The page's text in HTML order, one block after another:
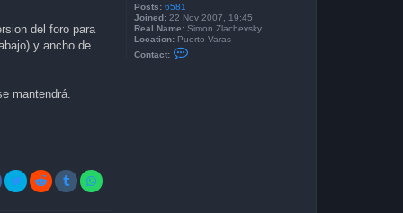
Posts: 6581
Joined: 22 Nov 2007, 19:45
Real Name: Simon Zlachevsky
Location: Puerto Varas
Contact:
del foro para
y ancho de
mantendrá.